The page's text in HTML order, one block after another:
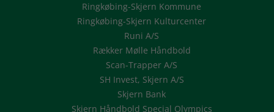
Ringkøbing-Skjern Kommune
Ringkøbing-Skjern Kulturcenter
Runi A/S
Rækker Mølle Håndbold
Scan-Trapper A/S
SH Invest, Skjern A/S
Skjern Bank
Skjern Håndbold Special Olympics